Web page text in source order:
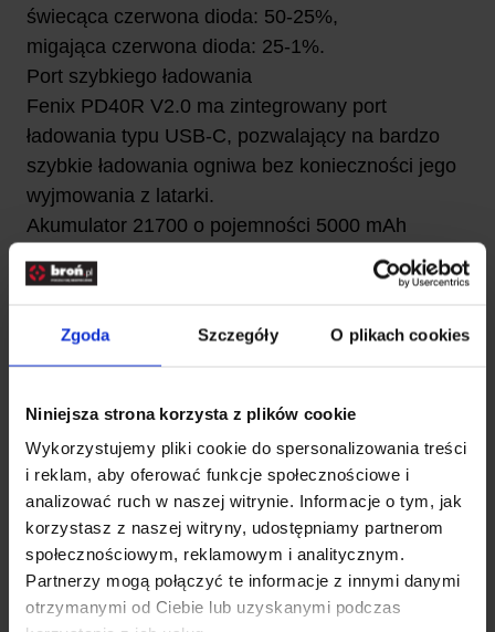
Zgoda Szczegóły O plikach cookies
Niniejsza strona korzysta z plików cookie
Wykorzystujemy pliki cookie do spersonalizowania treści
i reklam, aby oferować funkcje społecznościowe i
analizować ruch w naszej witrynie. Informacje o tym, jak
korzystasz z naszej witryny, udostępniamy partnerom
społecznościowym, reklamowym i analitycznym.
Partnerzy mogą połączyć te informacje z innymi danymi
otrzymanymi od Ciebie lub uzyskanymi podczas
świecąca czerwona dioda: 50-25%,
migająca czerwona dioda: 25-1%.
Port szybkiego ładowania
Fenix PD40R V2.0 ma zintegrowany port
ładowania typu USB-C, pozwalający na bardzo
szybkie ładowania ogniwa bez konieczności jego
wyjmowania z latarki.
Akumulator 21700 o pojemności 5000 mAh
ładujemy w zaledwie 3,5 godziny!
Port USB-C umożliwia także ładowanie latarki z
mobilność i możliwości Fenix PD40R.
i pyłem gumową zatyczką.
Ilość trybów-6
Maks. czas pracy [h min]-89 h
Maks. strumień świetlny [lm]-3000
Maks. zasięg [m]-500
Zastosowane technologie
Typ diody-Luminus SST70